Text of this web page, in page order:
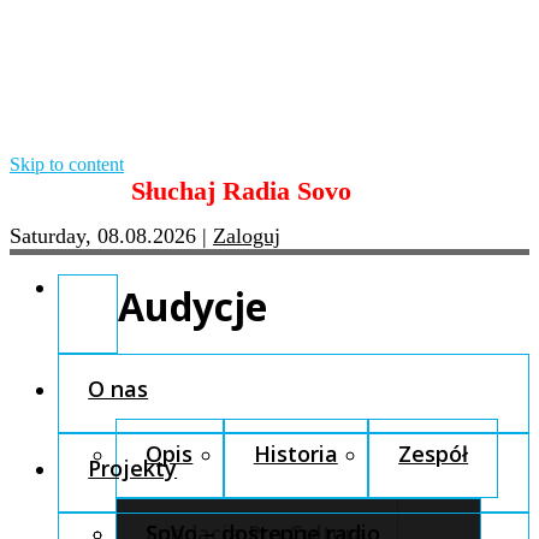
Skip to content
Słuchaj Radia Sovo
Saturday, 08.08.2026 | Zaloguj
O nas
Opis Historia Zespół
Fundacja Pro Cultura
Projekty
SoVo – dostępne radio
Audycje